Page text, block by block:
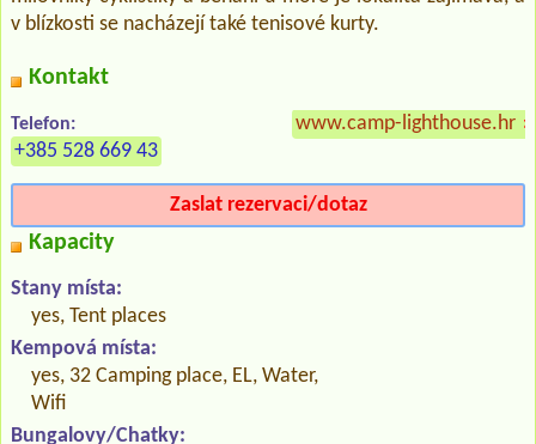
v blízkosti se nacházejí také tenisové kurty.
Kontakt
Telefon:
+385 528 669 43
www.camp-lighthouse.hr »
Zaslat rezervaci/dotaz
Kapacity
Stany místa:
yes, Tent places
Kempová místa:
yes, 32 Camping place, EL, Water,
Wifi
Bungalovy/Chatky: